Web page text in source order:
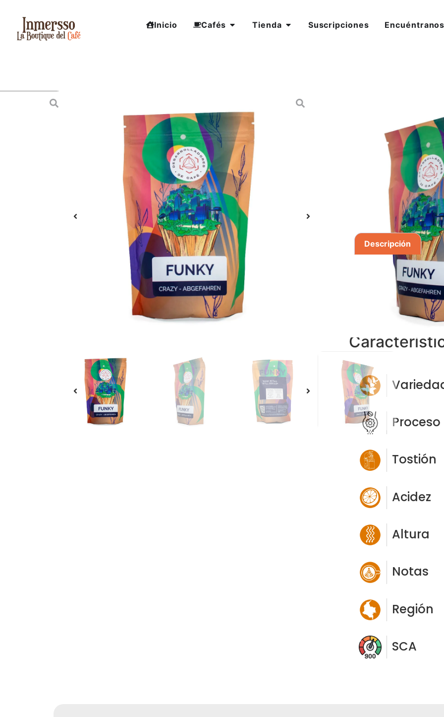
Inicio Cafés Tienda Suscripciones
Funky –
68.000
AÑADIR AL
Descripción
Sabor a mora, vino
Proceso
Tostión
Acidez
Altura
Notas
Región
SCA